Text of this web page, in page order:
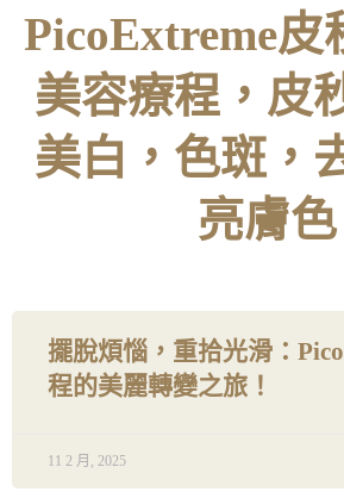
PicoExtreme皮
美容療程，皮
美白，色斑，
亮膚色
擺脫煩惱，重拾光滑：
程的美麗轉變之旅！
11 2 月, 2025